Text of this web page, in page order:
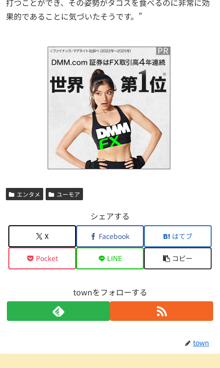
果的であることに気づいたそうです。”
エンタメ ユーモア
シェアする
X Facebook はてブ
Pocket LINE コピー
townをフォローする
town